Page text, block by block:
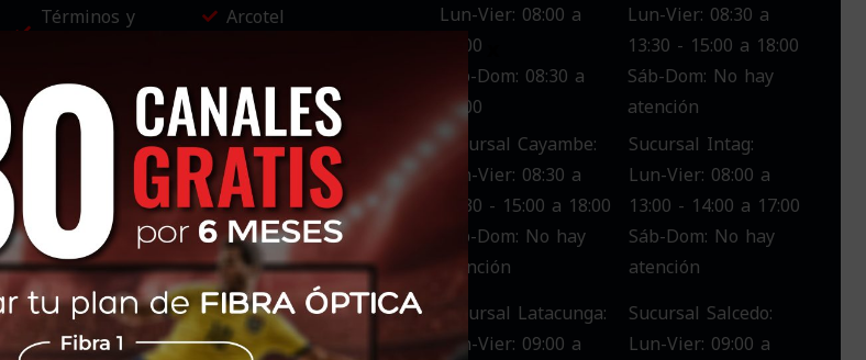
Términos y
Capacidad de
Tráfico de
Internacional a
Internet
Compartición
de
Infraestructura
Arcotel
Telecomunicaciones
y de la Sociedad de
la Información
Protección De Datos
Política de
Privacidad
Política de
Protección de Datos
Lun-Vier: 08:00 a
18:00
Sáb-Dom: 08:30 a
13:00
Lun-Vier: 08:30 a
13:30 - 15:00 a 18:00
Sáb-Dom: No hay
atención
Sucursal Cayambe:
Lun-Vier: 08:30 a
13:30 - 15:00 a 18:00
Sáb-Dom: No hay
atención
Sucursal Intag:
Lun-Vier: 08:00 a
13:00 - 14:00 a 17:00
Sáb-Dom: No hay
atención
Sucursal Latacunga:
Lun-Vier: 09:00 a
Sucursal Salcedo:
Lun-Vier: 09:00 a